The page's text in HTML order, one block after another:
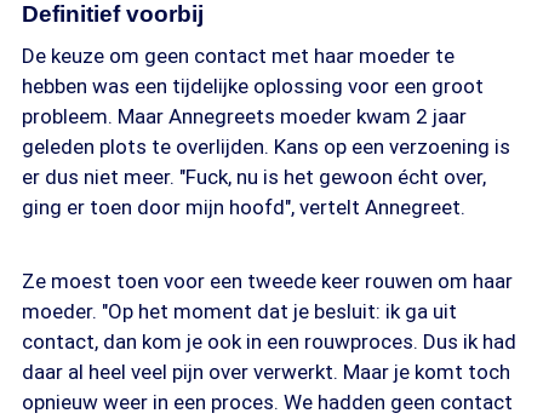
Definitief voorbij
De keuze om geen contact met haar moeder te
hebben was een tijdelijke oplossing voor een groot
probleem. Maar Annegreets moeder kwam 2 jaar
geleden plots te overlijden. Kans op een verzoening is
er dus niet meer. "Fuck, nu is het gewoon écht over,
ging er toen door mijn hoofd", vertelt Annegreet.
Ze moest toen voor een tweede keer rouwen om haar
moeder. "Op het moment dat je besluit: ik ga uit
contact, dan kom je ook in een rouwproces. Dus ik had
daar al heel veel pijn over verwerkt. Maar je komt toch
opnieuw weer in een proces. We hadden geen contact